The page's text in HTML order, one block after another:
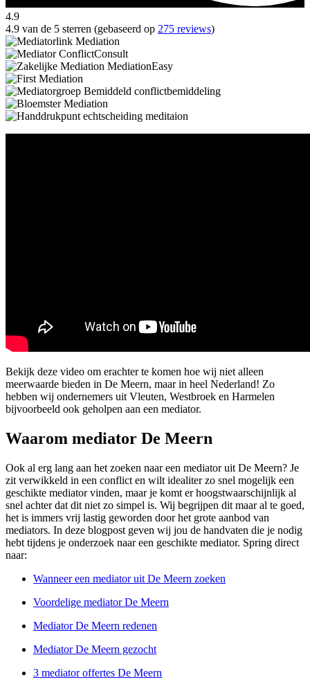
4.9
4.9 van de 5 sterren (gebaseerd op 275 reviews)
Bekijk deze video om erachter te komen hoe wij niet alleen
meerwaarde bieden in De Meern, maar in heel Nederland! Zo
hebben wij ondernemers uit Vleuten, Westbroek en Harmelen
bijvoorbeeld ook geholpen aan een mediator.
Waarom mediator De Meern
Ook al erg lang aan het zoeken naar een mediator uit De Meern? Je
zit verwikkeld in een conflict en wilt idealiter zo snel mogelijk een
geschikte mediator vinden, maar je komt er hoogstwaarschijnlijk al
snel achter dat dit niet zo simpel is. Wij begrijpen dit maar al te goed,
het is immers vrij lastig geworden door het grote aanbod van
mediators. In deze blogpost geven wij jou de handvaten die je nodig
hebt tijdens je onderzoek naar een geschikte mediator. Spring direct
naar:
Wanneer een mediator uit De Meern zoeken
Voordelige mediator De Meern
Mediator De Meern redenen
Mediator De Meern gezocht
3 mediator offertes De Meern